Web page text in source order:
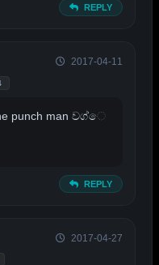
REPLY
2017-04-11
punch man වග්‍ෙ
REPLY
2017-04-27